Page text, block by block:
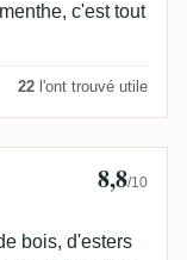
c'est tout
22 l'ont trouvé utile
8,8/10
bois, d'esters